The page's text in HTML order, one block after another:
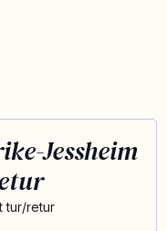
Jessheim
tur/retur